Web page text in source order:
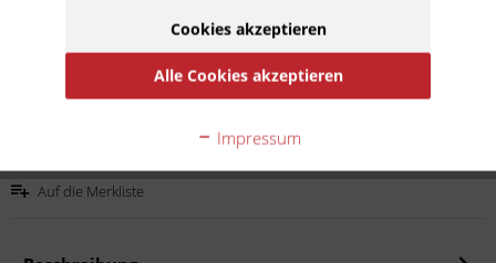
zzgl. Versandkosten
Lieferzeit 15 Werktage
In den
Auf die Merkliste
Cookies akzeptieren
Alle Cookies akzeptieren
Impressum